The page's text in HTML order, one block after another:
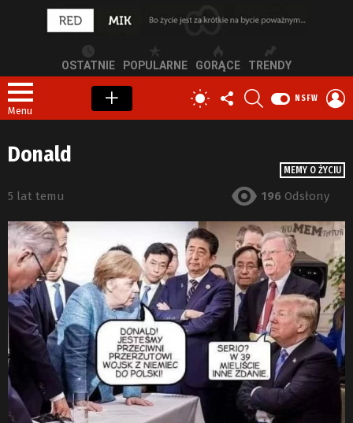
OSTATNIE POPULARNE GORĄCE TRENDY
Menu
PRZEŁĄCZ
SKÓRKĘ
OBSERWUJ
NAS
NSFW
MEMY O ŻYCIU
Donald
5 lat temu 196 Odsłony